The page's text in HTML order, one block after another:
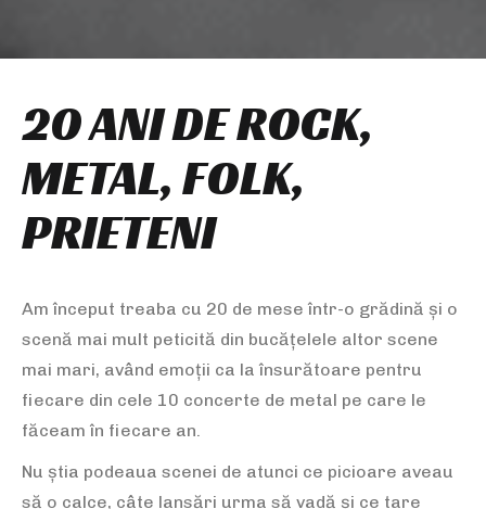
20 ANI DE ROCK,
METAL, FOLK,
PRIETENI
Am început treaba cu 20 de mese într-o grădină și o
scenă mai mult peticită din bucățelele altor scene
mai mari, având emoții ca la însurătoare pentru
fiecare din cele 10 concerte de metal pe care le
făceam în fiecare an.
Nu știa podeaua scenei de atunci ce picioare aveau
să o calce, câte lansări urma să vadă și ce tare